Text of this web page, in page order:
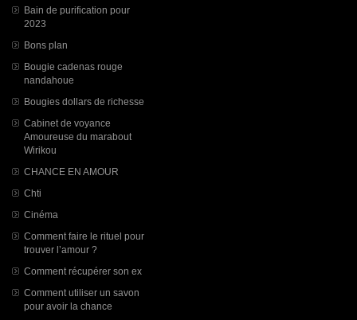
Bain de purification pour
2023
Bons plan
Bougie cadenas rouge
nandahoue
Bougies dollars de richesse
Cabinet de voyance
Amoureuse du marabout
Wirikou
CHANCE EN AMOUR
Chti
Cinéma
Comment faire le rituel pour
trouver l’amour ?
Comment récupérer son ex
Comment utiliser un savon
pour avoir la chance